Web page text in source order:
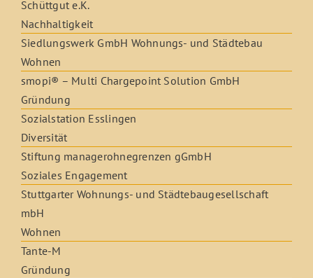
Schüttgut e.K.
Nachhaltigkeit
Siedlungswerk GmbH Wohnungs- und Städtebau
Wohnen
smopi® – Multi Chargepoint Solution GmbH
Gründung
Sozialstation Esslingen
Diversität
Stiftung managerohnegrenzen gGmbH
Soziales Engagement
Stuttgarter Wohnungs- und Städtebaugesellschaft
mbH
Wohnen
Tante-M
Gründung